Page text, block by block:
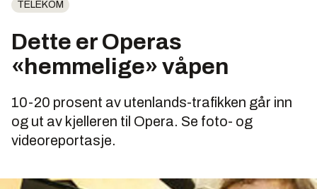
TELEKOM
Dette er Operas
«hemmelige» våpen
10-20 prosent av utenlands-trafikken går inn
og ut av kjelleren til Opera. Se foto- og
videoreportasje.